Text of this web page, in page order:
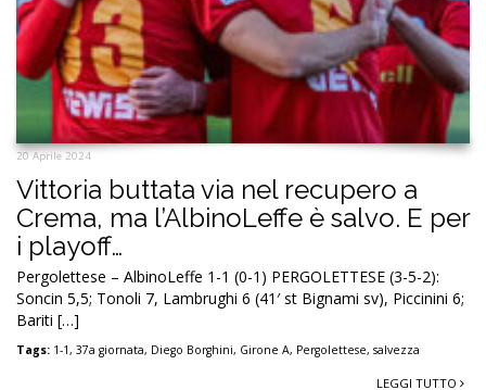
20 Aprile 2024
Vittoria buttata via nel recupero a
Crema, ma l’AlbinoLeffe è salvo. E per
i playoff…
Pergolettese – AlbinoLeffe 1-1 (0-1) PERGOLETTESE (3-5-2):
Soncin 5,5; Tonoli 7, Lambrughi 6 (41′ st Bignami sv), Piccinini 6;
Bariti […]
Tags: 1-1, 37a giornata, Diego Borghini, Girone A, Pergolettese, salvezza
LEGGI TUTTO